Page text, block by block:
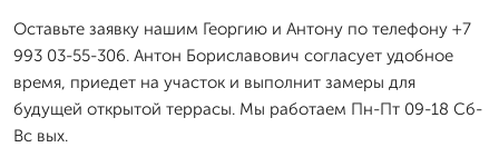
Оставьте заявку нашим Георгию и Антону по телефону +7
993 03-55-306. Антон Бориславович согласует удобное
время, приедет на участок и выполнит замеры для
будущей открытой террасы. Мы работаем Пн-Пт 09-18 Сб-
Вс вых.